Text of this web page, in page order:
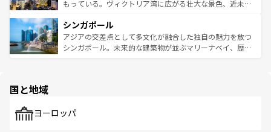
が旅行者を迎えてくれるので、きっと忘れられない旅にな
参照してほしい。
いビーチでリゾート気分を楽しむことができる。タイ料理
激する。気候は一年中温暖で、どの季節にも異なる楽しみ
が待っている。親しみやすいタイの人々、仏教を中心とし
た文化、そして多様な観光資源が、訪れる旅人を魅了し続
もっている。ヴィクトリア湾に広がる壮大な景色、近未来
み、どこを訪れても感動するはず。観光スポットが密集し
ており、効率よく見どころを回れるのも魅力。息をのむよ
うな絶景から文化的な体験まで、香港を存分に楽しみ尽く
シンガポール
アジアの交差点として多文化が融合した独自の魅力を放つ
シンガポール。未来的な建築物が並ぶマリーナベイ、歴史
で、ホーカーズは地元の風情を楽しめる外せないスポット
国と地域
ヨーロッパ